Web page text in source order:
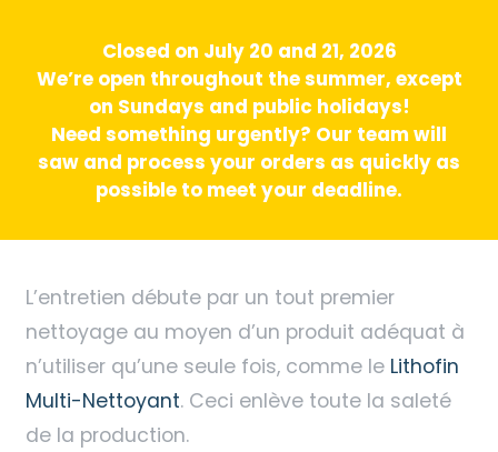
Closed on July 20 and 21, 2026
We’re open throughout the summer, except
on Sundays and public holidays!
Need something urgently? Our team will
saw and process your orders as quickly as
possible to meet your deadline.
L’entretien débute par un tout premier
nettoyage au moyen d’un produit adéquat à
n’utiliser qu’une seule fois, comme le Lithofin
Multi-Nettoyant. Ceci enlève toute la saleté
de la production.